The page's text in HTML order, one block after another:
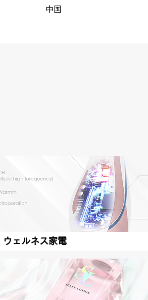
中国
ウェルネス家電